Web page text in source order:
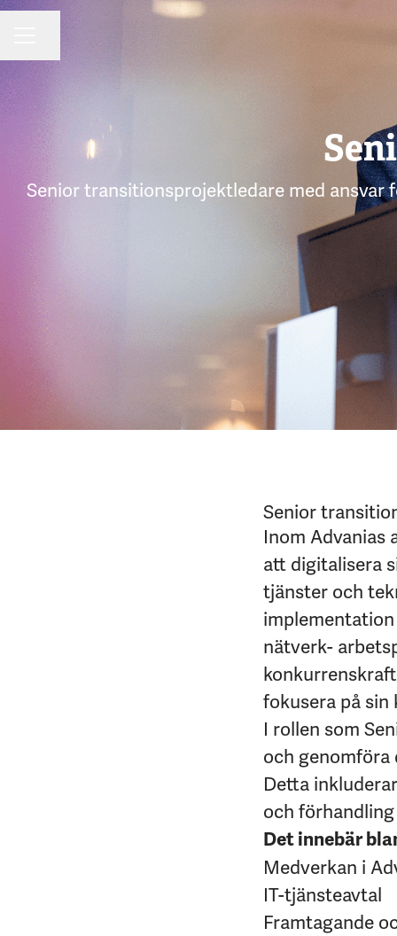
KARRIÄRMENY
Dela sidan
Senior transitionsprojektledare med ansvar
Senior
Inom Advanias
att digitalisera
tjänster och
nätverk-
fokusera på
I rollen som
och
Detta
och
Det innebär
Medverkan i
IT-tjänsteavtal
Framtagande